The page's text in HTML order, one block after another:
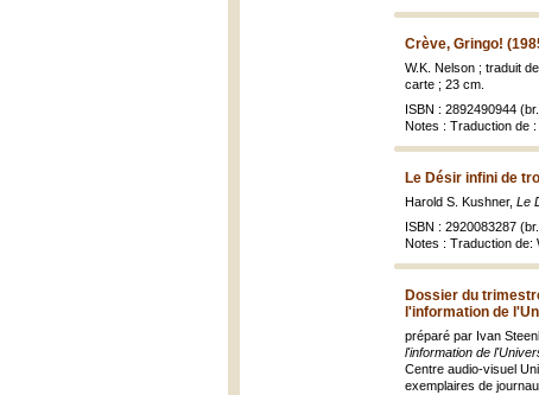
Crève, Gringo!
W.K. Nelson ; traduit
carte ; 23 cm.
ISBN : 2892490944
Notes : Traduction de :
Le Désir infini de
Harold S. Kushner, Le
ISBN : 2920083287
Notes : Traduction de:
Dossier du
l'information de
préparé par Ivan
l'information de
Centre audio-visuel
exemplaires de